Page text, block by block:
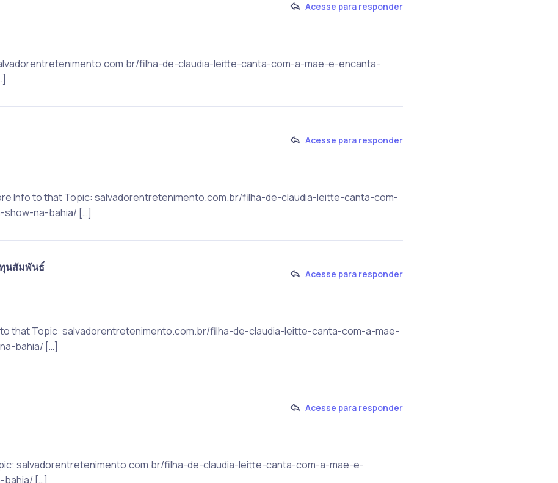
Acesse para responder
filha-de-claudia-leitte-canta-com-a-mae-e-encanta-
Acesse para responder
Info to that Topic: salvadorentretenimento.com.br/filha-de-claudia-leitte-canta-com-
na-bahia/ […]
นสัมพันธ์
Acesse para responder
to that Topic: salvadorentretenimento.com.br/filha-de-claudia-leitte-canta-com-a-mae-
bahia/ […]
Acesse para responder
salvadorentretenimento.com.br/filha-de-claudia-leitte-canta-com-a-mae-e-
[…]